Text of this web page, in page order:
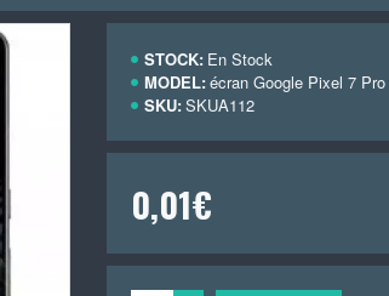
STOCK: En Stock
MODEL:écran Google Pixel 7
SKU:SKUA112
0,01€